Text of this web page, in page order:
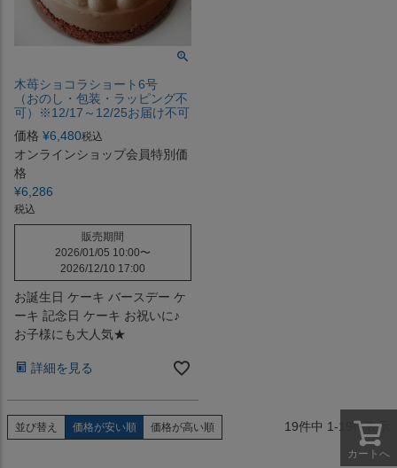
木苺ショコラショート6号
（おのし・包装・ラッピング不
可）※12/17～12/25お届け不可
価格 ¥6,480税込
オンラインショップ会員特別価
格
¥6,286
税込
販売期間
2026/01/05 10:00〜
2026/12/10 17:00
お誕生日 ケーキ バースデー ケ
ーキ 記念日 ケーキ お祝いに♪
お子様にも大人気★
詳細を見る
並び替え 価格が安い順 価格が高い順 19件中 1-19 件表示
カートへ